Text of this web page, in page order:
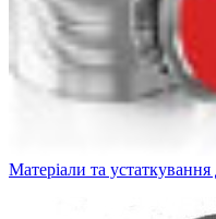
Матеріали та